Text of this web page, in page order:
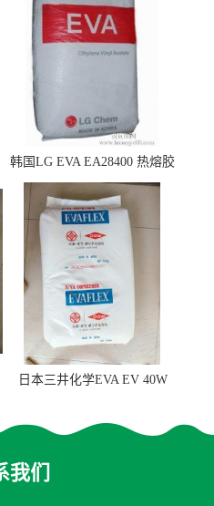
韩国LG EVA EA28400 热熔胶
级 VA含量28 熔指400
日本三井化学EVA EV 40W
我们